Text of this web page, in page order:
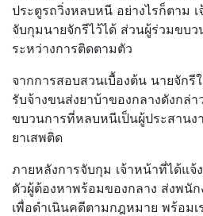
ประตูรถวิ่งหลบหนี อย่างไรก็ตาม
จับกุมนายจักรีไว้ได้ ส่วนผู้ร่วมขบว
ระหว่างการติดตามตัว
จากการสอบสวนเบื้องต้น นายจักรี
รับจ้างขนส่งยาบ้าของกลางดังกล่า
ขบวนการที่หลบหนีเป็นผู้ประสาน
ยาเสพติด
ภายหลังการจับกุม เจ้าหน้าที่ได้แ
ตัวผู้ต้องหาพร้อมของกลาง ส่งพนั
เพื่อดำเนินคดีตามกฎหมาย พร้อมเ